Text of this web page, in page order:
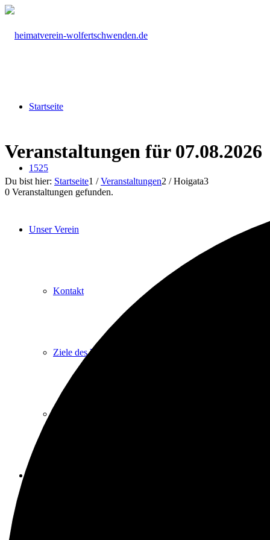
Startseite
1525
Unser Verein
Kontakt
Ziele des Vereins
Veranstaltungen für 07.08.2026
Du bist hier: Startseite1 / Veranstaltungen2 / Hoigata3
0 Veranstaltungen gefunden.